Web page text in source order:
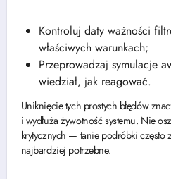
Kontroluj daty ważności
właściwych warunkach;
Przeprowadzaj symulacje
wiedział, jak reagować.
Uniknięcie tych prostych błędów
i wydłuża żywotność systemu. Nie
krytycznych — tanie podróbki często
najbardziej potrzebne.